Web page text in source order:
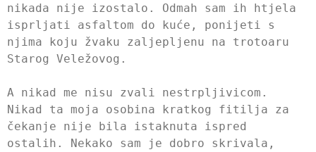
nikada nije izostalo. Odmah sam ih htjela
isprljati asfaltom do kuće, ponijeti s
njima koju žvaku zaljepljenu na trotoaru
Starog Veležovog.
A nikad me nisu zvali nestrpljivicom.
Nikad ta moja osobina kratkog fitilja za
čekanje nije bila istaknuta ispred
ostalih. Nekako sam je dobro skrivala,